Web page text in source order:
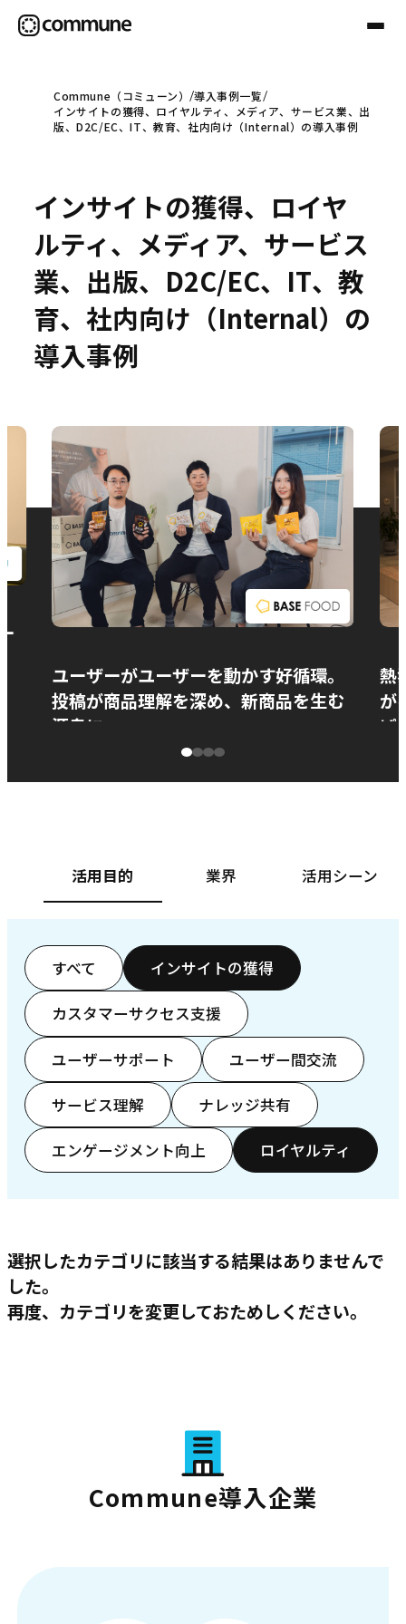
Communeについて
事例
セミナー
お問い合わせ
Commune（コミューン）
導入事例一覧
インサイトの獲得、ロイヤルティ、メディア、サービス業、出
版、D2C/EC、IT、教育、社内向け（Internal）の導入事例
インサイトの獲得、ロイヤ
ルティ、メディア、サービス
業、出版、D2C/EC、IT、教
育、社内向け（Internal）の
導入事例
ユーザーがユーザーを動かす好循環。
投稿が商品理解を深め、新商品を生む
源泉に
熱
が
ぱ
活用目的 業界 活用シーン
すべて インサイトの獲得
カスタマーサクセス支援
ユーザーサポート ユーザー間交流
サービス理解 ナレッジ共有
エンゲージメント向上 ロイヤルティ
選択したカテゴリに該当する結果はありませんで
した。
再度、カテゴリを変更しておためしください。
Commune導入企業